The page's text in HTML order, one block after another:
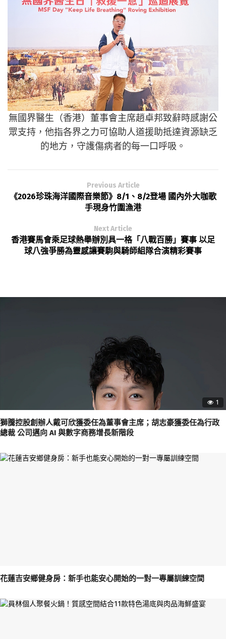
無國界醫生（香港）董事會主席趙卓邦致辭時感謝公
眾支持，他指各界之力可協助人道援助抵達資源缺乏
的地方，守護傷病者的每一口呼吸。
Previous Article
《2026珍珠海洋國際音樂節》8/1、8/2登場 國內外大咖歌
手現身竹圍漁港
Next Article
香港賽馬會乘足球熱舉辦別具一格「八戰百勝」賽事 以足
球八強爭勝為靈感讓賽駒與騎師組隊合演精彩賽事
1
獅騰控股創辦人戴可欣獲委任為董事會主席；胡志豪獲委任為行政
總裁 公司邁向 AI 與數字商務增長新階段
花蓮吉安鄉健身房：新手也能安心開始的一對一專屬訓練空間